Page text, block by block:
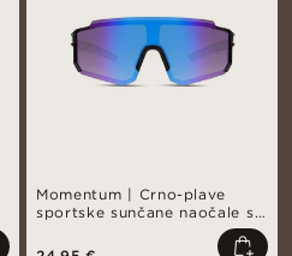
Momentum | Crno-plave
sportske sunčane naočale s